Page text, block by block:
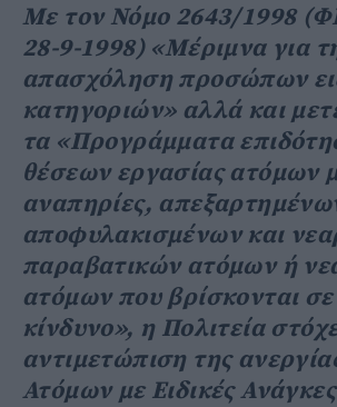
Με τον Νόμο 2643/1998
28-9-1998) «Μέριμνα για
απασχόληση προσώπων
κατηγοριών» αλλά και
τα «Προγράμματα
θέσεων εργασίας ατόμων
αναπηρίες,
αποφυλακισμένων και
παραβατικών ατόμων ή
ατόμων που βρίσκονται
κίνδυνο», η Πολιτεία
αντιμετώπιση της
Ατόμων με Ειδικές